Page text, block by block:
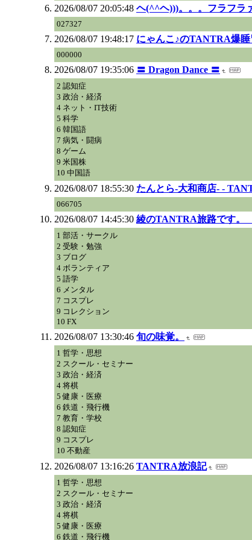
2026/08/07 20:05:48 ヘ(^^ヘ)))。。。フラフラ
027327
2026/08/07 19:48:17 にゃんこ♪のTANTRA爆
000000
2026/08/07 19:35:06 〓 Dragon Dance 〓
2 認知症
3 政治・経済
4 ネット・IT技術
5 科学
6 韓国語
7 病気・闘病
8 ゲーム
9 米国株
10 中国語
2026/08/07 18:55:30 たんとら-大和商店- -
066705
2026/08/07 14:45:30 綾のTANTRA旅路です。
1 部活・サークル
2 受験・勉強
3 ブログ
4 ボランティア
5 語学
6 メンタル
7 コスプレ
9 コレクション
10 FX
2026/08/07 13:30:46 旬の味覚。
1 哲学・思想
2 スクール・セミナー
3 政治・経済
4 将棋
5 健康・医療
6 鉄道・飛行機
7 教育・学校
8 認知症
9 コスプレ
10 不動産
2026/08/07 13:16:26 TANTRA放浪記
1 哲学・思想
2 スクール・セミナー
3 政治・経済
4 将棋
5 健康・医療
6 鉄道・飛行機